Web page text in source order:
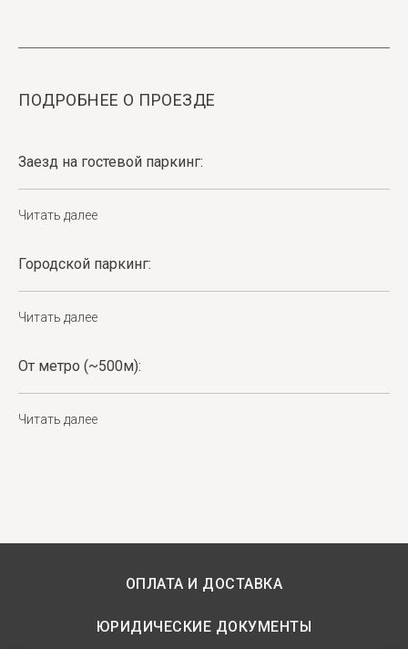
ПОДРОБНЕЕ О ПРОЕЗДЕ
Заезд на гостевой паркинг:
Читать далее
Городской паркинг:
Читать далее
От метро (~500м):
Читать далее
ОПЛАТА И ДОСТАВКА
ЮРИДИЧЕСКИЕ ДОКУМЕНТЫ